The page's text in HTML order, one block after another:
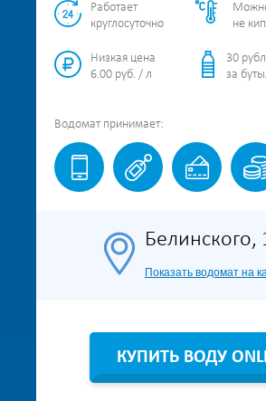
Работает
круглосуточно
не
Низкая цена
6.00 руб. / л
30
за
Водомат принимает:
Белинского,
Показать водомат на
КУПИТЬ ВОДУ